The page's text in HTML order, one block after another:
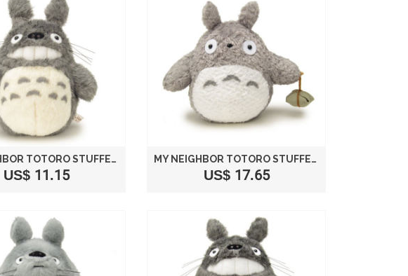
MY NEIGHBOR TOTORO STUFFED LAUGH SIZE S /STUDIO GHIBLI
US$ 11.15
MY NEIGHBOR TOTORO STUFFED PLUSH BIG TOTORO SIZE M /STUDIO GHIBLI
US$ 17.65